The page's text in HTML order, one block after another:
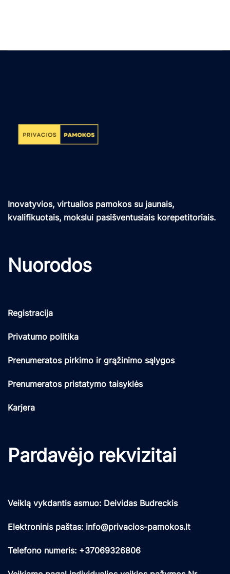
Inovatyvios, virtualios pamokos su jaunais,
kvalifikuotais, mokslui pasišventusiais korepetitoriais.
Nuorodos
Registracija
Privatumo politika
Prenumeratos pirkimo ir grąžinimo sąlygos
Prenumeratos pristatymo taisyklės
Karjera
Pardavėjo rekvizitai
Veiklą vykdantis asmuo: Deividas Budreckis
Elektroninis paštas: info@privacios-pamokos.lt
Telefono numeris: +37069326806